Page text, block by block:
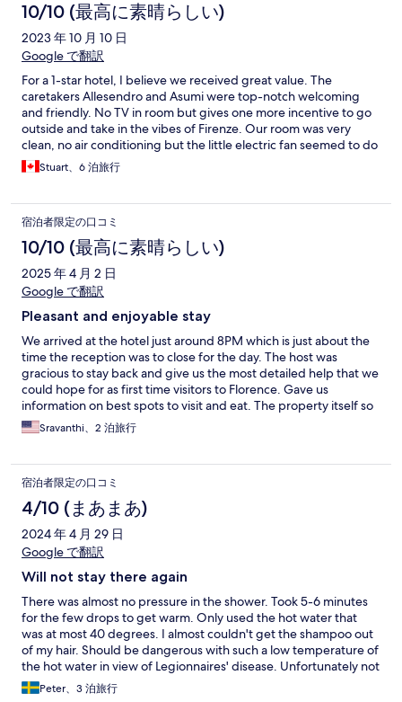
10/10 (最高に素晴らしい)
2023 年 10 月 10 日
Google で翻訳
For a 1-star hotel, I believe we received great value. The
caretakers Allesendro and Asumi were top-notch welcoming
and friendly. No TV in room but gives one more incentive to go
outside and take in the vibes of Firenze. Our room was very
clean, no air conditioning but the little electric fan seemed to do
the trick. Overall, I was very pleased. Thank you Alessandro and
Asumi for making our stay and experience possible.
Stuart、6 泊旅行
宿泊者限定の口コミ
10/10 (最高に素晴らしい)
2025 年 4 月 2 日
Google で翻訳
Pleasant and enjoyable stay
We arrived at the hotel just around 8PM which is just about the
time the reception was to close for the day. The host was
gracious to stay back and give us the most detailed help that we
could hope for as first time visitors to Florence. Gave us
information on best spots to visit and eat. The property itself so
close to all main attractions in Florence between 5 to 15 minutes
walk to most of them. It is also located in the trendiest part of
enjoyable with many sights to see along the way. It does come
with a shared bathroom with other guests. So you have to be
mindful and keep it clean.
Sravanthi、2 泊旅行
宿泊者限定の口コミ
4/10 (まあまあ)
2024 年 4 月 29 日
Google で翻訳
Will not stay there again
There was almost no pressure in the shower. Took 5-6 minutes
for the few drops to get warm. Only used the hot water that
was at most 40 degrees. I almost couldn't get the shampoo out
of my hair. Should be dangerous with such a low temperature of
the hot water in view of Legionnaires' disease. Unfortunately not
a hotel I recommend
Peter、3 泊旅行